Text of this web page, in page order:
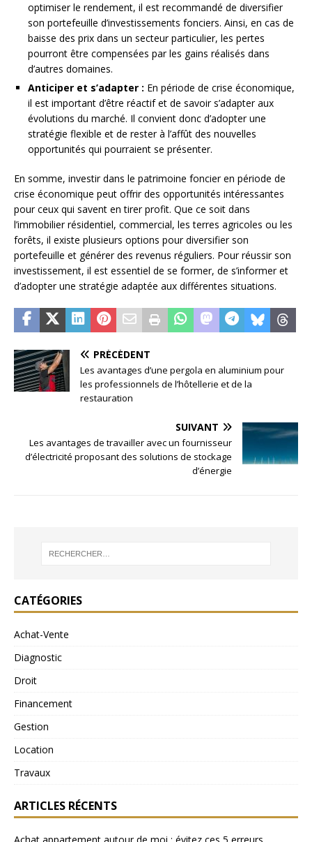
optimiser le rendement, il est recommandé de diversifier
son portefeuille d’investissements fonciers. Ainsi, en cas de
baisse des prix dans un secteur particulier, les pertes
pourront être compensées par les gains réalisés dans
d’autres domaines.
Anticiper et s’adapter : En période de crise économique,
il est important d’être réactif et de savoir s’adapter aux
évolutions du marché. Il convient donc d’adopter une
stratégie flexible et de rester à l’affût des nouvelles
opportunités qui pourraient se présenter.
En somme, investir dans le patrimoine foncier en période de
crise économique peut offrir des opportunités intéressantes
pour ceux qui savent en tirer profit. Que ce soit dans
l’immobilier résidentiel, commercial, les terres agricoles ou les
forêts, il existe plusieurs options pour diversifier son
portefeuille et générer des revenus réguliers. Pour réussir son
investissement, il est essentiel de se former, de s’informer et
d’adopter une stratégie adaptée aux différentes situations.
PRÉCÉDENT
Les avantages d’une pergola en aluminium pour
les professionnels de l’hôtellerie et de la
restauration
SUIVANT
Les avantages de travailler avec un fournisseur
d’électricité proposant des solutions de stockage
d’énergie
CATÉGORIES
Achat-Vente
Diagnostic
Droit
Financement
Gestion
Location
Travaux
ARTICLES RÉCENTS